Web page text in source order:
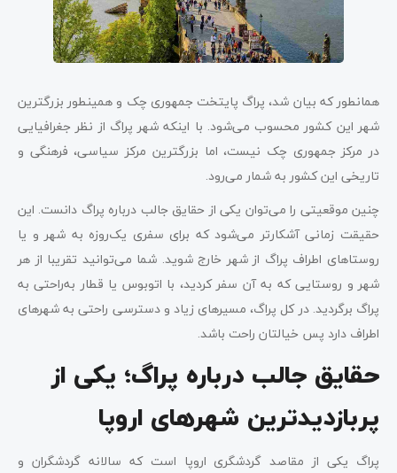
همانطور که بیان شد، پراگ پایتخت جمهوری چک و همینطور بزرگترین
شهر این کشور محسوب می‌شود. با اینکه شهر پراگ از نظر جغرافیایی
در مرکز جمهوری چک نیست، اما بزرگترین مرکز سیاسی، فرهنگی و
تاریخی این کشور به شمار می‌رود.
چنین موقعیتی را می‌توان یکی از حقایق جالب درباره پراگ دانست. این
حقیقت زمانی آشکارتر می‌شود که برای سفری یک‌روزه به شهر و یا
روستاهای اطراف پراگ از شهر خارج شوید. شما می‌توانید تقریبا از هر
شهر و روستایی که به آن سفر کردید، با اتوبوس یا قطار به‌راحتی به
پراگ برگردید. در کل پراگ، مسیرهای زیاد و دسترسی راحتی به شهرهای
اطراف دارد پس خیالتان راحت باشد.
حقایق جالب درباره پراگ؛ یکی از
پربازدیدترین شهرهای اروپا
پراگ یکی از مقاصد گردشگری اروپا است که سالانه گردشگران و